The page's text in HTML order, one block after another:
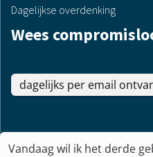
Dagelijkse overdenking
Wees
dagelijks per email
Vandaag wil ik het derde